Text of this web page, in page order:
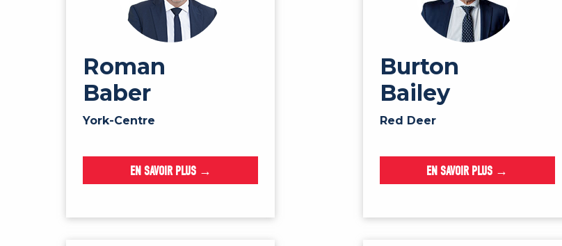
Roman
Baber
York-Centre
EN SAVOIR PLUS →
Burton
Bailey
Red Deer
EN SAVOIR PLUS →